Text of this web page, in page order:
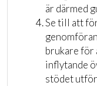
är därmed
Se till att
brukare för
inflytande
stödet